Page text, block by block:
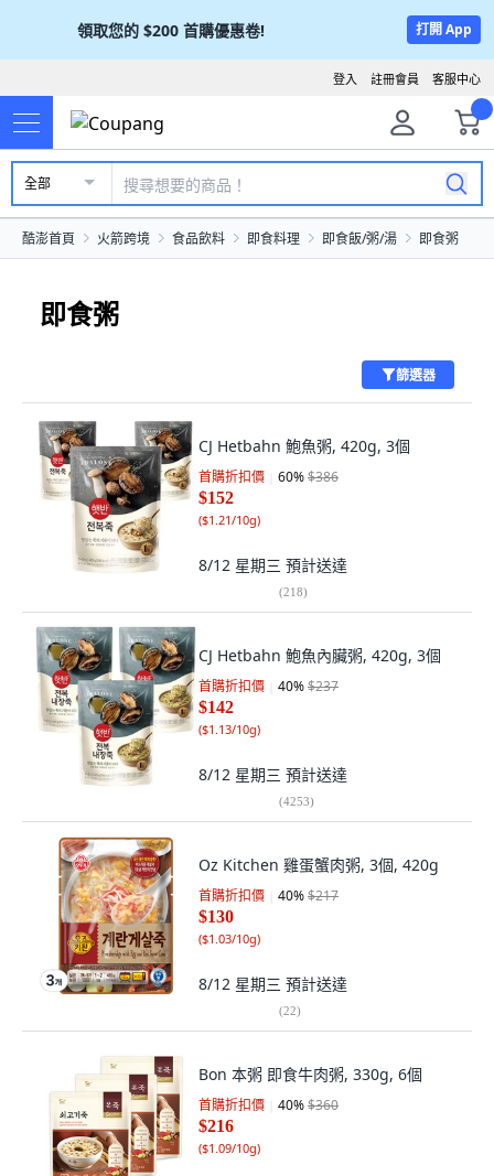
領取您的 $200 首購優惠卷! 打開 App
客服中心
註冊會員
登入
全部
酷澎首頁 火箭跨境 食品飲料 即食料理 即食飯/粥/湯 即食粥
即食粥
篩選器
CJ Hetbahn 鮑魚粥, 420g, 3個
首購折扣價 60%$386
$152
($1.21/10g)
8/12 星期三 預計送達
(218)
CJ Hetbahn 鮑魚內臟粥, 420g, 3個
首購折扣價 40%$237
$142
($1.13/10g)
8/12 星期三 預計送達
(4253)
Oz Kitchen 雞蛋蟹肉粥, 3個, 420g
首購折扣價 40%$217
$130
($1.03/10g)
8/12 星期三 預計送達
(22)
Bon 本粥 即食牛肉粥, 330g, 6個
首購折扣價 40%$360
$216
($1.09/10g)